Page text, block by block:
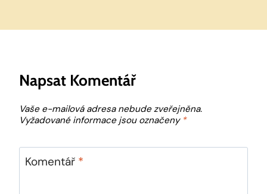
Napsat Komentář
Vaše e-mailová adresa nebude zveřejněna.
Vyžadované informace jsou označeny *
Komentář *